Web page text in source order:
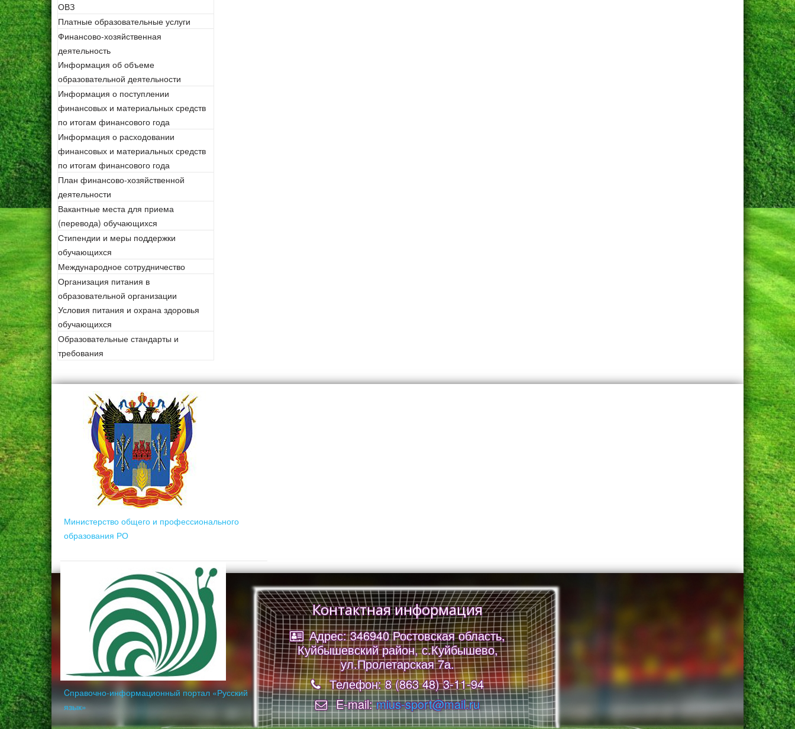
ОВЗ
Платные образовательные услуги
Финансово-хозяйственная
деятельность
Информация об объеме
образовательной деятельности
Информация о поступлении
финансовых и материальных средств
по итогам финансового года
Информация о расходовании
финансовых и материальных средств
по итогам финансового года
План финансово-хозяйственной
деятельности
Вакантные места для приема
(перевода) обучающихся
Стипендии и меры поддержки
обучающихся
Международное сотрудничество
Организация питания в
образовательной организации
Условия питания и охрана здоровья
обучающихся
Образовательные стандарты и
требования
Министерство общего и профессионального
образования РО
Cправочно-информационный портал «Русский
язык»
Контактная информация
Адрес: 346940 Ростовская область,
Куйбышевский район, с.Куйбышево,
ул.Пролетарская 7а.
Телефон: 8 (863 48) 3-11-94
E-mail:mius-sport@mail.ru